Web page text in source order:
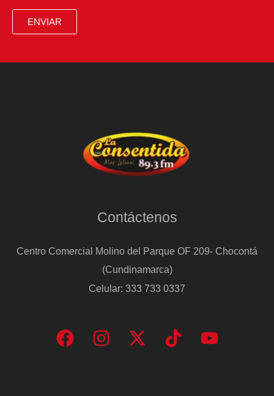
ENVIAR
Contáctenos
Centro Comercial Molino del Parque OF 209- Chocontá
(Cundinamarca)
Celular: 333 733 0337